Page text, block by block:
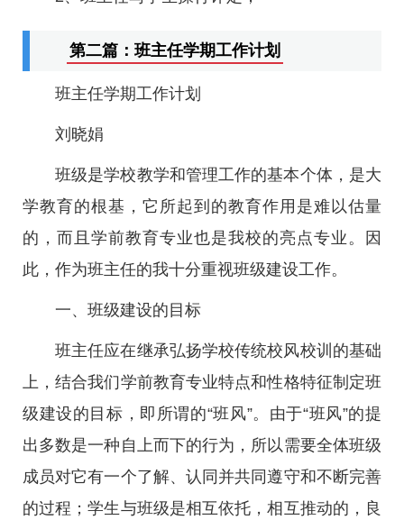
第二篇：班主任学期工作计划
班主任学期工作计划
刘晓娟
班级是学校教学和管理工作的基本个体，是大
学教育的根基，它所起到的教育作用是难以估量
的，而且学前教育专业也是我校的亮点专业。因
此，作为班主任的我十分重视班级建设工作。
一、班级建设的目标
班主任应在继承弘扬学校传统校风校训的基础
上，结合我们学前教育专业特点和性格特征制定班
级建设的目标，即所谓的“班风”。由于“班风”的提
出多数是一种自上而下的行为，所以需要全体班级
成员对它有一个了解、认同并共同遵守和不断完善
的过程；学生与班级是相互依托，相互推动的，良